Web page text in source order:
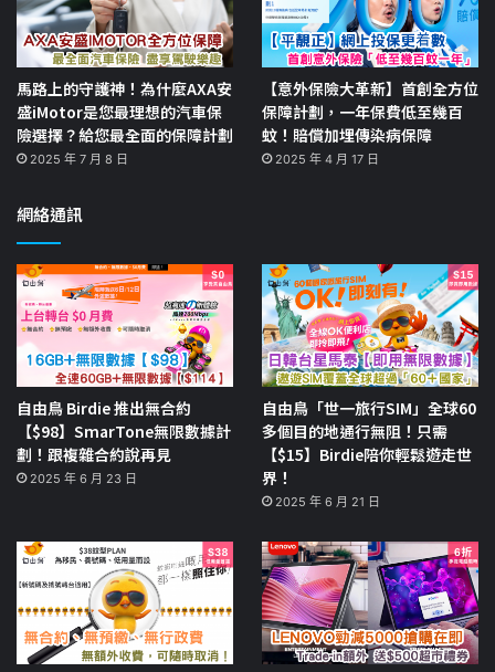
馬路上的守護神！為什麼AXA安
盛iMotor是您最理想的汽車保
險選擇？給您最全面的保障計劃
2025 年 7 月 8 日
【意外保險大革新】首創全方位
保障計劃，一年保費低至幾百
蚊！賠償加埋傳染病保障
2025 年 4 月 17 日
網絡通訊
自由鳥 Birdie 推出無合約
【$98】SmarTone無限數據計
劃！跟複雜合約說再見
2025 年 6 月 23 日
自由鳥「世一旅行SIM」全球60
多個目的地通行無阻！只需
【$15】Birdie陪你輕鬆遊走世
界！
2025 年 6 月 21 日